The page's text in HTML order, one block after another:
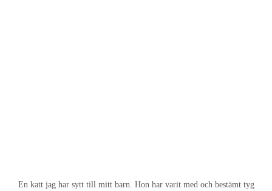
En katt jag har sytt till mitt barn. Hon har varit med och bestämt tyg